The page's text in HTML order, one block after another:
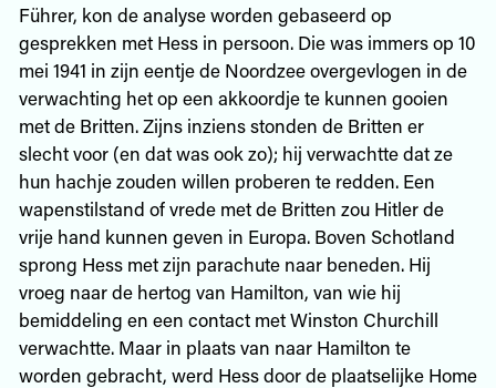
Führer, kon de analyse worden gebaseerd op
gesprekken met Hess in persoon. Die was immers op 10
mei 1941 in zijn eentje de Noordzee overgevlogen in de
verwachting het op een akkoordje te kunnen gooien
met de Britten. Zijns inziens stonden de Britten er
slecht voor (en dat was ook zo); hij verwachtte dat ze
hun hachje zouden willen proberen te redden. Een
wapenstilstand of vrede met de Britten zou Hitler de
vrije hand kunnen geven in Europa. Boven Schotland
sprong Hess met zijn parachute naar beneden. Hij
vroeg naar de hertog van Hamilton, van wie hij
bemiddeling en een contact met Winston Churchill
verwachtte. Maar in plaats van naar Hamilton te
worden gebracht, werd Hess door de plaatselijke Home